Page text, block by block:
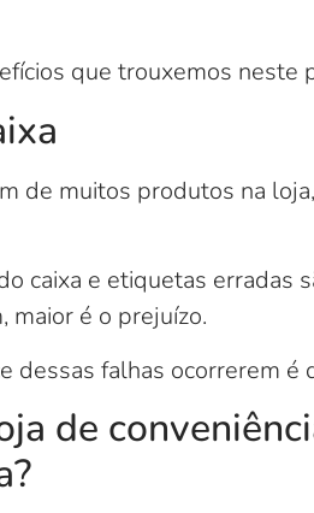
que trouxemos neste
de muitos produtos na
caixa e etiquetas erradas
maior é o prejuízo.
dessas falhas ocorrerem é
de